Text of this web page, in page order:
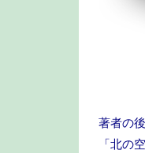
著者の
「北の